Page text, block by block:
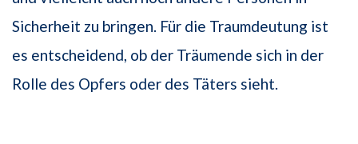
Sicherheit zu bringen. Für die Traumdeutung ist
es entscheidend, ob der Träumende sich in der
Rolle des Opfers oder des Täters sieht.